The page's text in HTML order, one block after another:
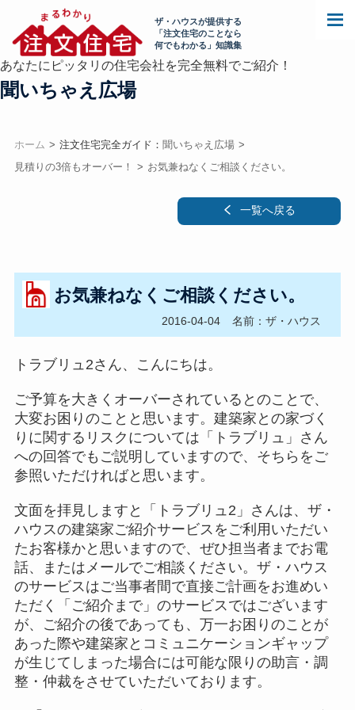
ザ・ハウスが提供する
「注文住宅のことなら
何でもわかる」知識集
あなたにピッタリの住宅会社を完全無料でご紹介！
聞いちゃえ広場
ホーム 注文住宅完全ガイド： 聞いちゃえ広場
見積りの3倍もオーバー！
お気兼ねなくご相談ください。
一覧へ戻る
お気兼ねなくご相談ください。
2016-04-04 名前：ザ・ハウス
トラブリュ2さん、こんにちは。
ご予算を大きくオーバーされているとのことで、
大変お困りのことと思います。建築家との家づく
りに関するリスクについては「トラブリュ」さん
への回答でもご説明していますので、そちらをご
参照いただければと思います。
文面を拝見しますと「トラブリュ2」さんは、ザ・
ハウスの建築家ご紹介サービスをご利用いただい
たお客様かと思いますので、ぜひ担当者までお電
話、またはメールでご相談ください。ザ・ハウス
のサービスはご当事者間で直接ご計画をお進めい
ただく「ご紹介まで」のサービスではございます
が、ご紹介の後であっても、万一お困りのことが
あった際や建築家とコミュニケーションギャップ
が生じてしまった場合には可能な限りの助言・調
整・仲裁をさせていただいております。